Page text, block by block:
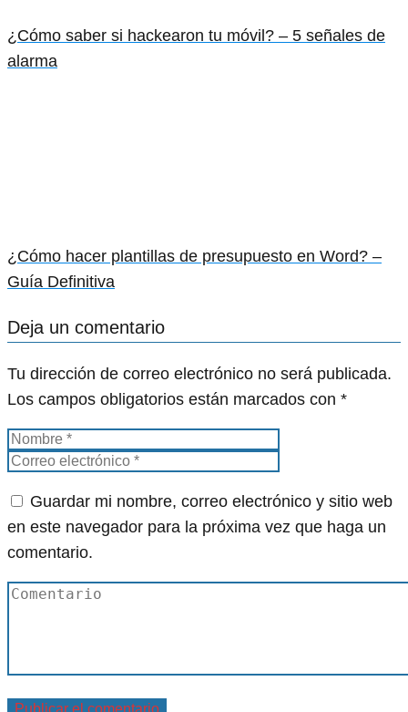
¿Cómo saber si hackearon tu móvil? – 5 señales de
alarma
¿Cómo hacer plantillas de presupuesto en Word? –
Guía Definitiva
Deja un comentario
Tu dirección de correo electrónico no será publicada.
Los campos obligatorios están marcados con *
Guardar mi nombre, correo electrónico y sitio web
en este navegador para la próxima vez que haga un
comentario.